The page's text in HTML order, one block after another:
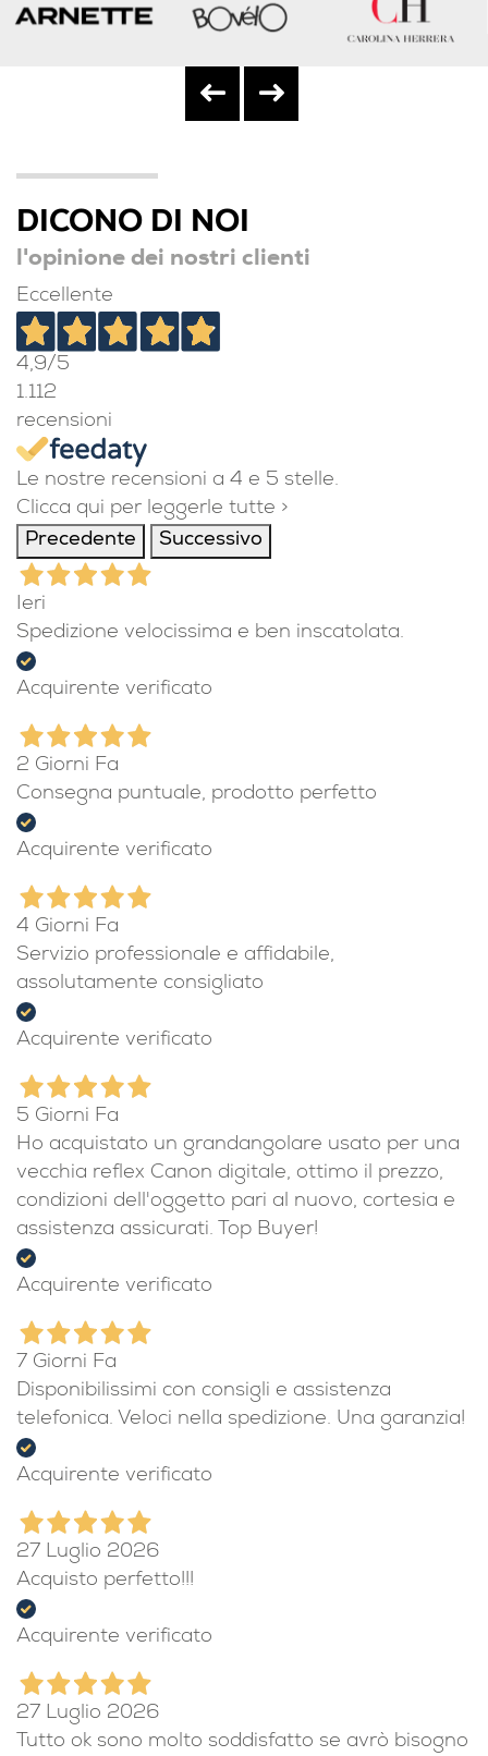
DICONO DI NOI
l'opinione dei nostri clienti
Eccellente
4,9/5
1.112
recensioni
Le nostre recensioni a 4 e 5 stelle.
Clicca qui per leggerle tutte >
Precedente
Successivo
Ieri
Spedizione velocissima e ben inscatolata.
Acquirente verificato
2 Giorni Fa
Consegna puntuale, prodotto perfetto
Acquirente verificato
4 Giorni Fa
Servizio professionale e affidabile,
assolutamente consigliato
Acquirente verificato
5 Giorni Fa
Ho acquistato un grandangolare usato per una
vecchia reflex Canon digitale, ottimo il prezzo,
condizioni dell'oggetto pari al nuovo, cortesia e
assistenza assicurati. Top Buyer!
Acquirente verificato
7 Giorni Fa
Disponibilissimi con consigli e assistenza
telefonica. Veloci nella spedizione. Una garanzia!
Acquirente verificato
27 Luglio 2026
Acquisto perfetto!!!
Acquirente verificato
27 Luglio 2026
Tutto ok sono molto soddisfatto se avrò bisogno